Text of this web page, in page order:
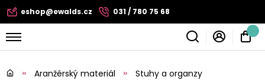
eshop@ewalds.cz 031 / 780 75 68
Aranžérský materiál
Stuhy a organzy